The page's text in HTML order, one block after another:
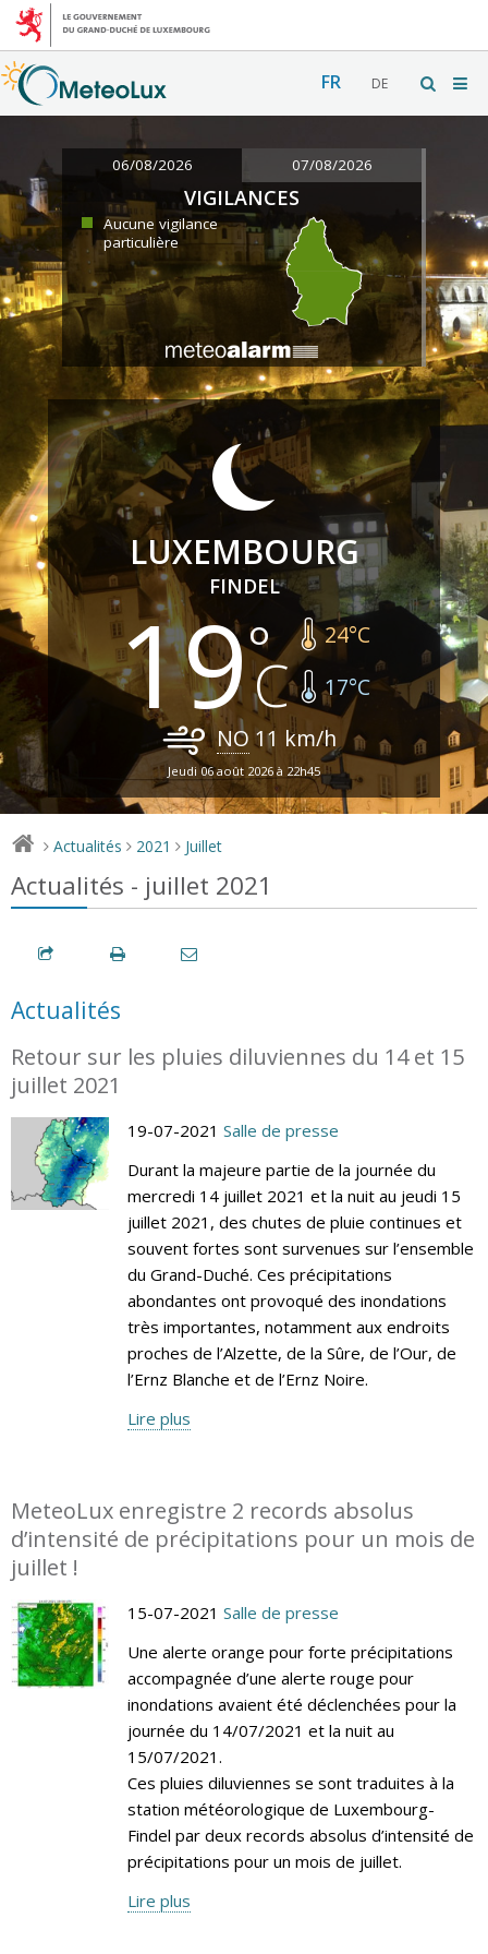
FR DE
06/08/2026 07/08/2026
VIGILANCES
Aucune vigilance
particulière
LUXEMBOURG
FINDEL
19 24°C
17°C
NO 11 km/h
Jeudi 06 août 2026 à 22h45
> Actualités > 2021 > Juillet
Actualités - juillet 2021
Actualités
Retour sur les pluies diluviennes du 14 et 15
juillet 2021
19-07-2021 Salle de presse
Durant la majeure partie de la journée du
mercredi 14 juillet 2021 et la nuit au jeudi 15
juillet 2021, des chutes de pluie continues et
souvent fortes sont survenues sur l’ensemble
du Grand-Duché. Ces précipitations
abondantes ont provoqué des inondations
très importantes, notamment aux endroits
proches de l’Alzette, de la Sûre, de l’Our, de
l’Ernz Blanche et de l’Ernz Noire.
Lire plus
MeteoLux enregistre 2 records absolus
d’intensité de précipitations pour un mois de
juillet !
15-07-2021 Salle de presse
Une alerte orange pour forte précipitations
accompagnée d’une alerte rouge pour
inondations avaient été déclenchées pour la
journée du 14/07/2021 et la nuit au
15/07/2021.
Ces pluies diluviennes se sont traduites à la
station météorologique de Luxembourg-
Findel par deux records absolus d’intensité de
précipitations pour un mois de juillet.
Lire plus